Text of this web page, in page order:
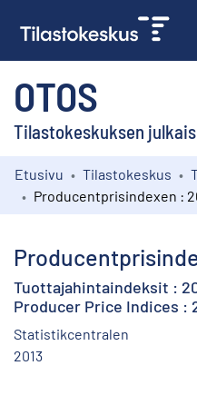
OTOS
Tilastokeskuksen
Kokoelmat
Etusivu Tilastokeskus
Tuottajahintaindeksit :
Producer Price Indices :
Statistikcentralen
2013